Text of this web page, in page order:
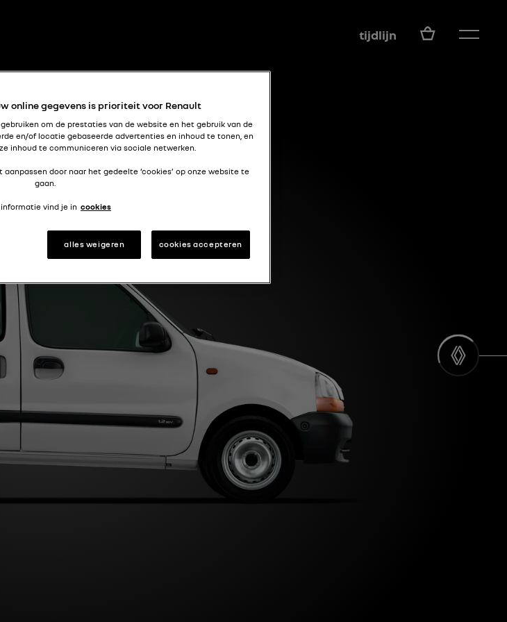
tijdlijn NL
A
online gegevens is prioriteit voor Renault
om de prestaties van de website en het gebruik van de
en/of locatie gebaseerde advertenties en inhoud te tonen, en
inhoud te communiceren via sociale netwerken.
door naar het gedeelte ‘cookies’ op onze website te
gaan.
vind je in cookies
alles weigeren cookies accepteren